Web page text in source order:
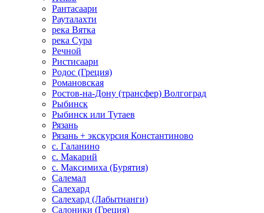
Рантасаари
Рауталахти
река Вятка
река Сура
Речной
Ристисаари
Родос (Греция)
Романовская
Ростов-на-Дону (трансфер) Волгоград
Рыбинск
Рыбинск или Тутаев
Рязань
Рязань + экскурсия Константиново
с. Галанино
с. Макарий
с. Максимиха (Бурятия)
Салемал
Салехард
Салехард (Лабытнанги)
Салоники (Греция)